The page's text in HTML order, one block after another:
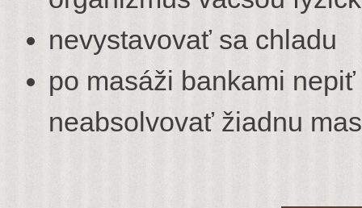
nevystavovať sa chladu
po masáži bankami
neabsolvovať žiadnu